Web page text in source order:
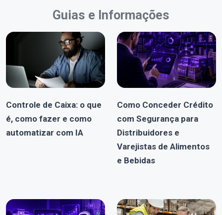
Guias e Informações
Controle de Caixa: o que
é, como fazer e como
automatizar com IA
Como Conceder Crédito
com Segurança para
Distribuidores e
Varejistas de Alimentos
e Bebidas